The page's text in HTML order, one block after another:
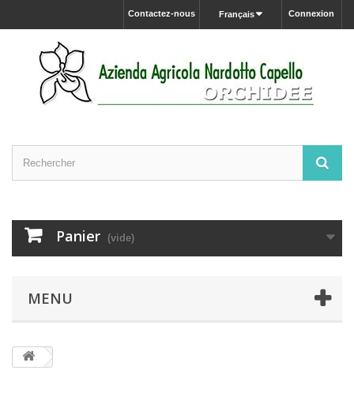
Connexion
Français
Contactez-nous
Panier (vide)
MENU